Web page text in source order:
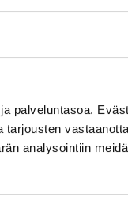
palveluntasoa.
analysointiin